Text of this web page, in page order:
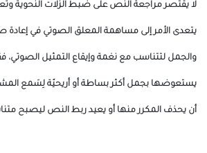
لا يقتصر مراجعة النص على ضبط الزلات النّحوية
يتعدى الأمر إلى مساهمة المعلق الصوتي في إعادة
والجمل لتتناسب مع نغمة وإيقاع التمثيل
يستعوضها بجمل أكثر بساطة أو أريحيّة لِسَمع
أن يحذف المكرر منها أو يعيد ربط النص ليصبح